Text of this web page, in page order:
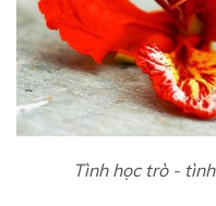
Tình học trò -